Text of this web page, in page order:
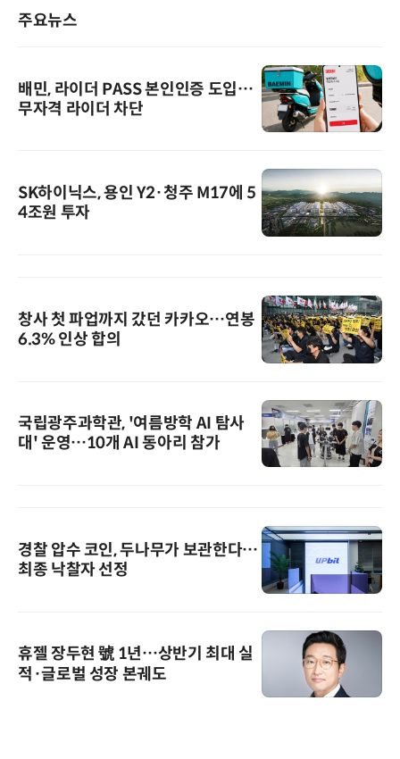
주요뉴스
배민, 라이더 PASS 본인인증 도입…
무자격 라이더 차단
SK하이닉스, 용인 Y2·청주 M17에 5
4조원 투자
창사 첫 파업까지 갔던 카카오…연봉
6.3% 인상 합의
국립광주과학관, '여름방학 AI 탐사
대' 운영…10개 AI 동아리 참가
경찰 압수 코인, 두나무가 보관한다…
최종 낙찰자 선정
휴젤 장두현 號 1년…상반기 최대 실
적·글로벌 성장 본궤도